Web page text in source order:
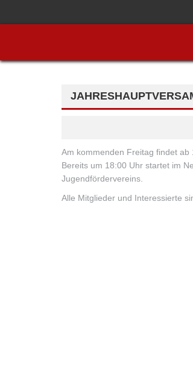
Am kommenden Freitag findet ab
Bereits um 18:00 Uhr startet im
Jugendfördervereins.
Alle Mitglieder und Interessierte